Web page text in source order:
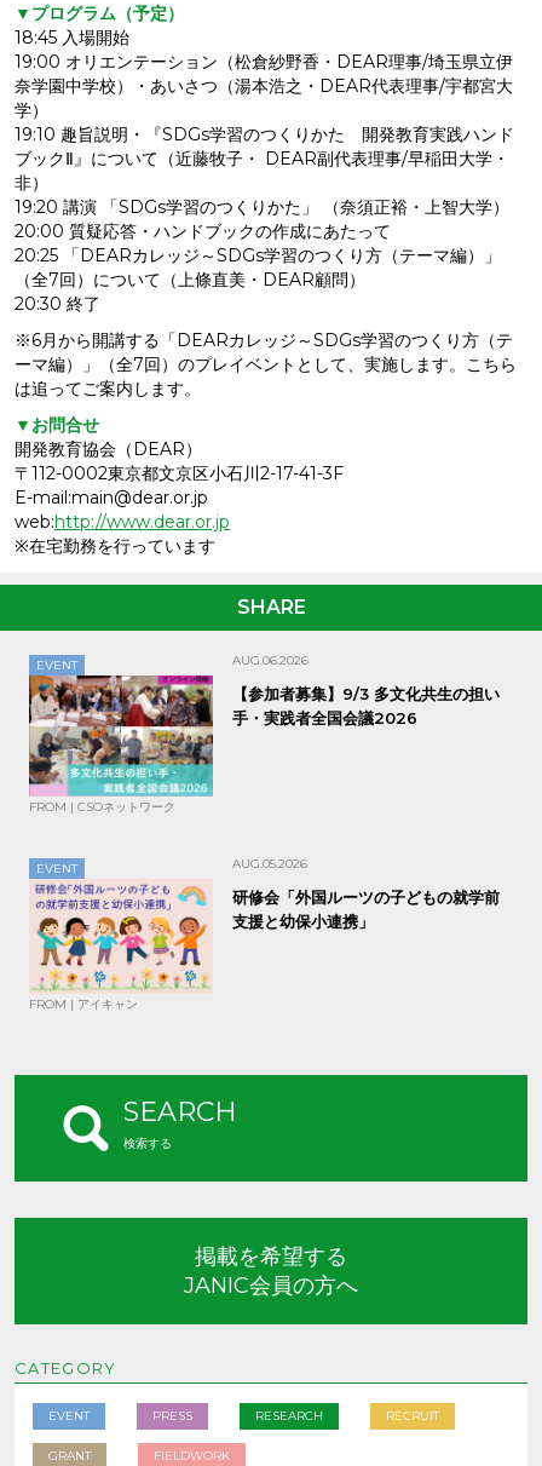
▼プログラム（予定）
18:45 入場開始
19:00 オリエンテーション（松倉紗野香・DEAR理事/埼玉県立伊
奈学園中学校）・あいさつ（湯本浩之・DEAR代表理事/宇都宮大
学）
19:10 趣旨説明・『SDGs学習のつくりかた 開発教育実践ハンド
ブックⅡ』について（近藤牧子・ DEAR副代表理事/早稲田大学・
非）
19:20 講演 「SDGs学習のつくりかた」 （奈須正裕・上智大学）
20:00 質疑応答・ハンドブックの作成にあたって
20:25 「DEARカレッジ～SDGs学習のつくり方（テーマ編）」
（全7回）について（上條直美・DEAR顧問）
20:30 終了
※6月から開講する「DEARカレッジ～SDGs学習のつくり方（テ
ーマ編）」（全7回）のプレイベントとして、実施します。こちら
は追ってご案内します。
▼お問合せ
開発教育協会（DEAR）
〒112-0002東京都文京区小石川2-17-41-3F
E-mail:main@dear.or.jp
web:http://www.dear.or.jp
※在宅勤務を行っています
SHARE
EVENT AUG.06.2026
【参加者募集】9/3 多文化共生の担い
手・実践者全国会議2026
FROM | CSOネットワーク
EVENT AUG.05.2026
研修会「外国ルーツの子どもの就学前
支援と幼保小連携」
FROM | アイキャン
SEARCH
検索する
掲載を希望する
JANIC会員の方へ
CATEGORY
EVENT PRESS RESEARCH RECRUIT
GRANT FIELDWORK